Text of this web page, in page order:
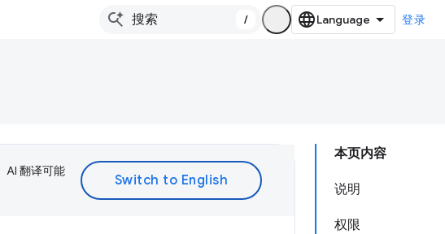
/ 登录
本页内容
说明
权限
AI 翻译可能